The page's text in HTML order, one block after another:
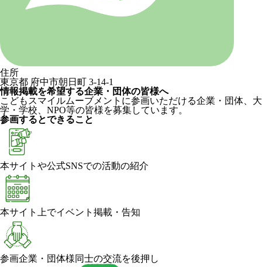
住所
東京都 府中市朝日町 3-14-1
情報掲載を希望する企業・団体の皆様へ
こどもスマイルムーブメントに参画いただける企業・団体、大
学・学校、NPO等の皆様を募集しています。
参画するとできること
本サイトや公式SNSでの活動の紹介
本サイト上でイベント掲載・告知
参画企業・団体様同士の交流を後押し